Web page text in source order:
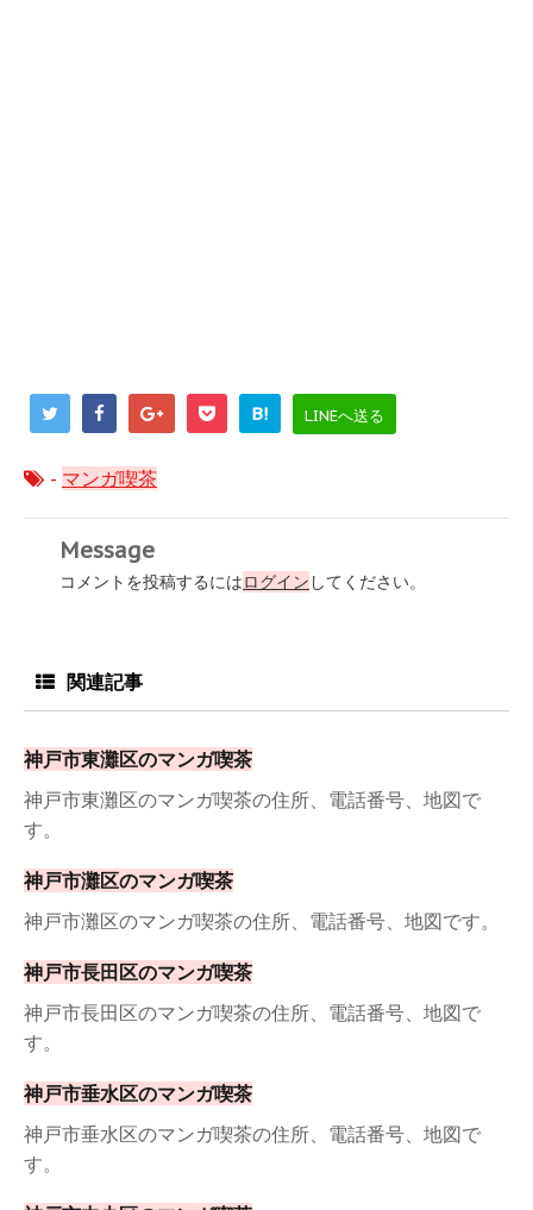
B! LINEへ送る
- マンガ喫茶
Message
コメントを投稿するにはログイン してください。
関連記事
神戸市東灘区のマンガ喫茶
神戸市東灘区のマンガ喫茶の住所、電話番号、地図で
す。
神戸市灘区のマンガ喫茶
神戸市灘区のマンガ喫茶の住所、電話番号、地図です。
神戸市長田区のマンガ喫茶
神戸市長田区のマンガ喫茶の住所、電話番号、地図で
す。
神戸市垂水区のマンガ喫茶
神戸市垂水区のマンガ喫茶の住所、電話番号、地図で
す。